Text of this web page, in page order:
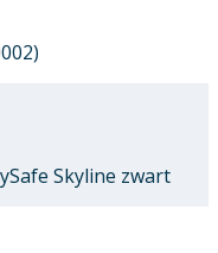
Skyline zwart